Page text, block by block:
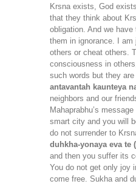
Krsna exists, God
that they think about
obligation. And we
them in ignorance. I
others or cheat others.
consciousness in
such words but they
antavantah kaunteya
neighbors and our
Mahaprabhu’s
smart city and you will
do not surrender to
duhkha-yonaya eva te
and then you suffer its
You do not get only joy
come free. Sukha and